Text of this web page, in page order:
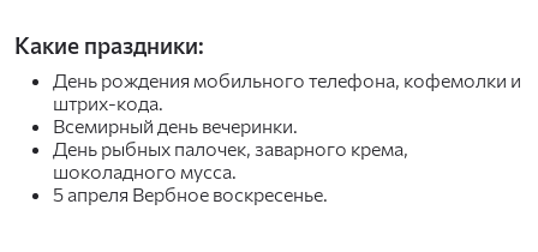
Какие праздники:
День рождения мобильного телефона, кофемолки и
штрих-кода.
Всемирный день вечеринки.
День рыбных палочек, заварного крема,
шоколадного мусса.
5 апреля Вербное воскресенье.